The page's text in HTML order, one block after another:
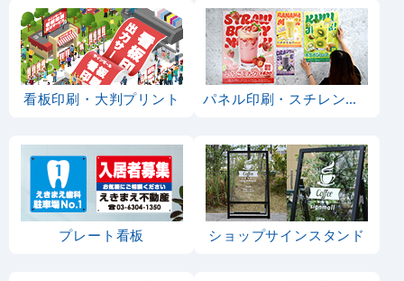
看板印刷・大判プリント パネル印刷・スチレンボード
プレート看板 ショップサインスタンド